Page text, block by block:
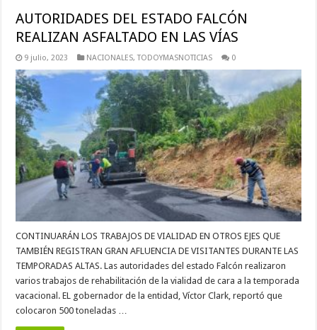
AUTORIDADES DEL ESTADO FALCÓN
REALIZAN ASFALTADO EN LAS VÍAS
9 julio, 2023 NACIONALES,TODOYMASNOTICIAS 0
CONTINUARÁN LOS TRABAJOS DE VIALIDAD EN OTROS EJES QUE
TAMBIÉN REGISTRAN GRAN AFLUENCIA DE VISITANTES DURANTE LAS
TEMPORADAS ALTAS. Las autoridades del estado Falcón realizaron
varios trabajos de rehabilitación de la vialidad de cara a la temporada
vacacional. EL gobernador de la entidad, Víctor Clark, reportó que
colocaron 500 toneladas …